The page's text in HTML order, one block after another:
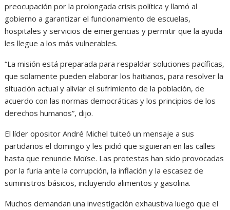
preocupación por la prolongada crisis política y llamó al
gobierno a garantizar el funcionamiento de escuelas,
hospitales y servicios de emergencias y permitir que la ayuda
les llegue a los más vulnerables.
“La misión está preparada para respaldar soluciones pacíficas,
que solamente pueden elaborar los haitianos, para resolver la
situación actual y aliviar el sufrimiento de la población, de
acuerdo con las normas democráticas y los principios de los
derechos humanos”, dijo.
El líder opositor André Michel tuiteó un mensaje a sus
partidarios el domingo y les pidió que siguieran en las calles
hasta que renuncie Moïse. Las protestas han sido provocadas
por la furia ante la corrupción, la inflación y la escasez de
suministros básicos, incluyendo alimentos y gasolina.
Muchos demandan una investigación exhaustiva luego que el